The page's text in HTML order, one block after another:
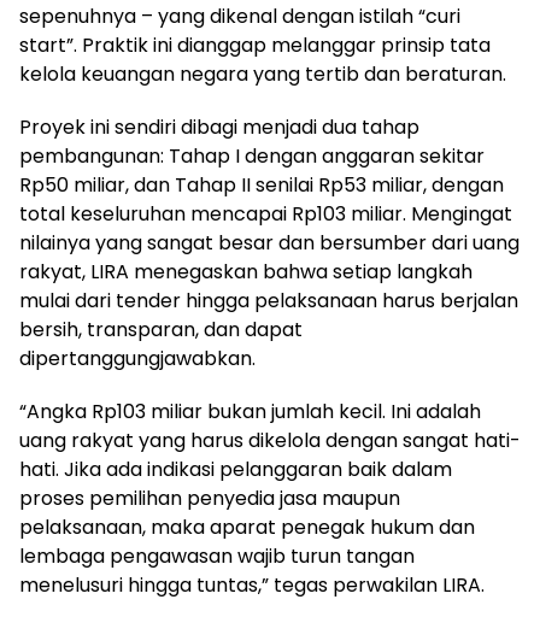
sepenuhnya – yang dikenal dengan istilah “curi
start”. Praktik ini dianggap melanggar prinsip tata
kelola keuangan negara yang tertib dan beraturan.
Proyek ini sendiri dibagi menjadi dua tahap
pembangunan: Tahap I dengan anggaran sekitar
Rp50 miliar, dan Tahap II senilai Rp53 miliar, dengan
total keseluruhan mencapai Rp103 miliar. Mengingat
nilainya yang sangat besar dan bersumber dari uang
rakyat, LIRA menegaskan bahwa setiap langkah
mulai dari tender hingga pelaksanaan harus berjalan
bersih, transparan, dan dapat
dipertanggungjawabkan.
“Angka Rp103 miliar bukan jumlah kecil. Ini adalah
uang rakyat yang harus dikelola dengan sangat hati-
hati. Jika ada indikasi pelanggaran baik dalam
proses pemilihan penyedia jasa maupun
pelaksanaan, maka aparat penegak hukum dan
lembaga pengawasan wajib turun tangan
menelusuri hingga tuntas,” tegas perwakilan LIRA.